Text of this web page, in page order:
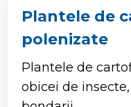
Plantele de
polenizate
Plantele de
obicei de